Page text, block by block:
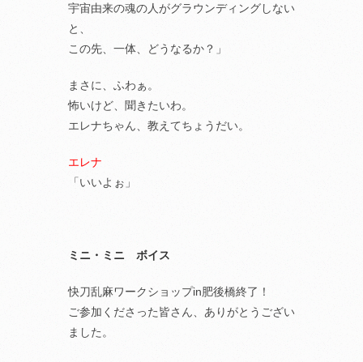
宇宙由来の魂の人がグラウンディングしない
と、
この先、一体、どうなるか？」
まさに、ふわぁ。
怖いけど、聞きたいわ。
エレナちゃん、教えてちょうだい。
エレナ
「いいよぉ」
ミニ・ミニ ボイス
快刀乱麻ワークショップin肥後橋終了！
ご参加くださった皆さん、ありがとうござい
ました。